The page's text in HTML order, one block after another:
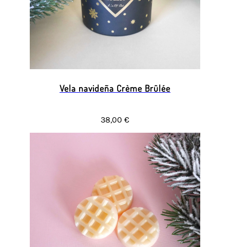
Vela navideña Crème Brûlée
38,00 €